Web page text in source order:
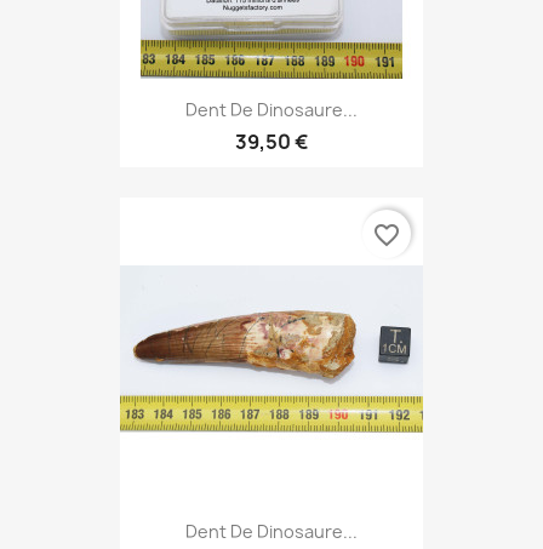
Dent De Dinosaure...
39,50 €
Dent De Dinosaure...
favorite_border